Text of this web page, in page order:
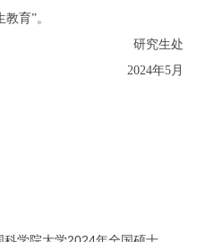
育”。
研究生处
2024年5月